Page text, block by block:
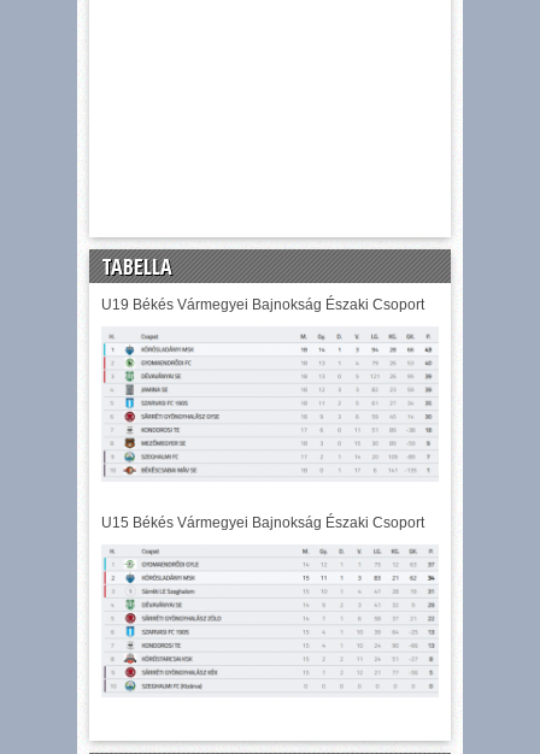
TABELLA
U19 Békés Vármegyei Bajnokság Északi Csoport
U15 Békés Vármegyei Bajnokság Északi Csoport